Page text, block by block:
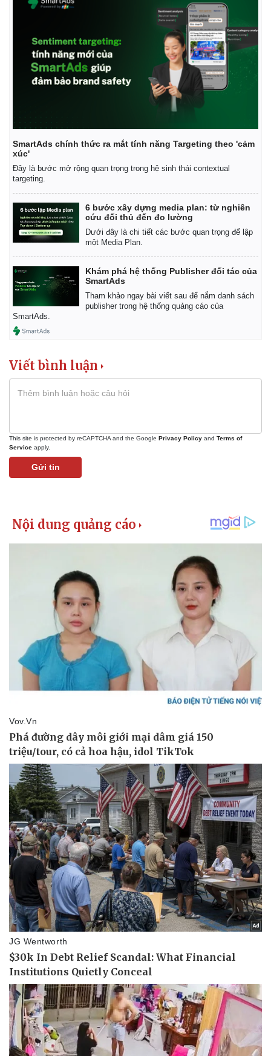
Kinh tế
Bất động sản
Khởi nghiệp
Giá vàng
Tiêu dùng
Tỷ giá
Chứng khoán
Giá cà phê
SmartAds chính thức ra mắt tính năng Targeting theo 'cảm
xúc'
Đây là bước mở rộng quan trọng trong hệ sinh thái contextual
targeting.
6 bước xây dựng media plan: từ nghiên
cứu đối thủ đến đo lường
Dưới đây là chi tiết các bước quan trọng để lập
một Media Plan.
Khám phá hệ thống Publisher đối tác của
SmartAds
Tham khảo ngay bài viết sau để nắm danh sách
publisher trong hệ thống quảng cáo của
SmartAds.
Viết bình luận
This site is protected by reCAPTCHA and the Google Privacy Policy and Terms of
Service apply.
Gửi tin